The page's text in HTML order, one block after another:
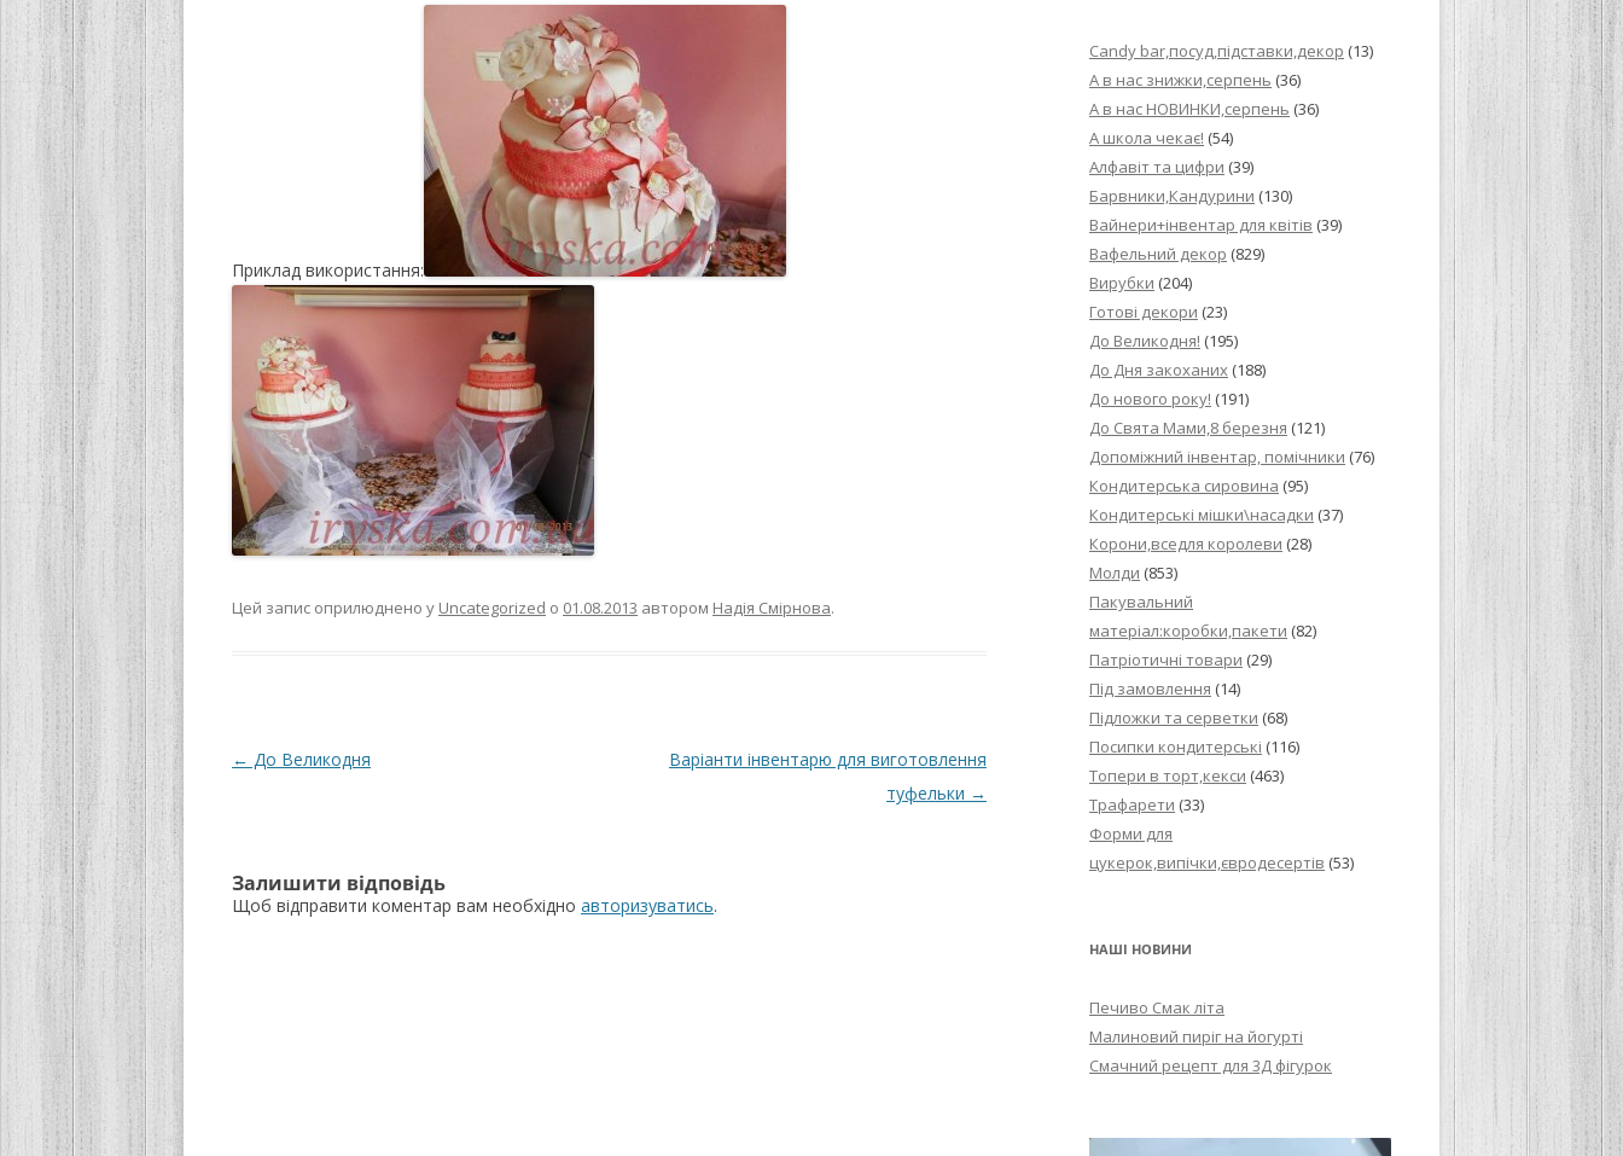
ТОРТУ,РЕЦЕПТ ПРИГОТУВАННЯ
РЕЦЕПТ МАСТИКИ ДЛЯ
ПОКРИТТЯ ТОРТІВ НА ОСНОВІ
РЕЦЕПТ ЛИМОННОГО ПИРОГА З
МИГДАЛЬНЕ ПЕЧИВКО
“ЗГУЩЕНОГО МОЛОКА БАГАТО
НЕ БУВАЄ АБО УЛЮБЛЕНИЙ
ДЕСЕРТ АРГЕНТИНЦІВ”
Приклад використання:
Цей запис оприлюднено у Uncategorized о 01.08.2013 автором Надія Смірнова.
Навігація
← До Великодня
Варіанти інвентарю для виготовлення
туфельки →
Залишити відповідь
Щоб відправити коментар вам необхідно авторизуватись.
Candy bar,посуд,підставки,декор (13)
А в нас знижки,серпень (36)
А в нас НОВИНКИ,серпень (36)
А школа чекає! (54)
Алфавіт та цифри (39)
Барвники,Кандурини (130)
Вайнери+інвентар для квітів (39)
Вафельний декор (829)
Вирубки (204)
Готові декори (23)
До Великодня! (195)
До Дня закоханих (188)
До нового року! (191)
До Свята Мами,8 березня (121)
Допоміжний інвентар, помічники (76)
Кондитерська сировина (95)
Кондитерські мішки\насадки (37)
Корони,вседля королеви (28)
Молди (853)
Пакувальний
матеріал:коробки,пакети (82)
Патріотичні товари (29)
Під замовлення (14)
Підложки та серветки (68)
Посипки кондитерські (116)
Топери в торт,кекси (463)
Трафарети (33)
Форми для
цукерок,випічки,євродесертів (53)
НАШІ НОВИНИ
Печиво Смак літа
Малиновий пиріг на йогурті
Смачний рецепт для 3Д фігурок